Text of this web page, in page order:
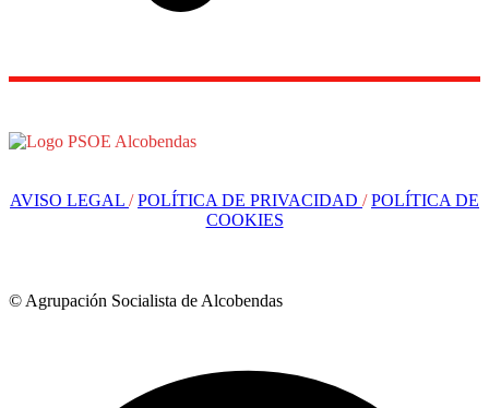
AVISO LEGAL /POLÍTICA DE PRIVACIDAD /POLÍTICA DE
COOKIES
© Agrupación Socialista de Alcobendas